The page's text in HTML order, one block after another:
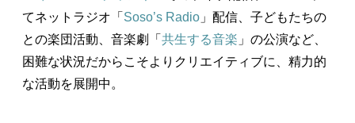
てネットラジオ「 Soso’s Radio 」配信、子どもたちの
との楽団活動、音楽劇「 共生する音楽 」の公演など、
困難な状況だからこそよりクリエイティブに、精力的
な活動を展開中。